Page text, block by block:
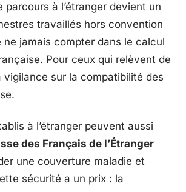
parcours à l’étranger devient un
travaillés hors convention
ne jamais compter dans le calcul
Pour ceux qui relèvent de
vigilance sur la compatibilité des
à l’étranger peuvent aussi
des Français de l’Étranger
une couverture maladie et
sécurité a un prix : la